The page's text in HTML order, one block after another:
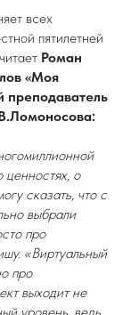
всех
пятилетней
Роман
«Моя
преподаватель
ценностях, о
сказать, что с
выбрали
про
«Виртуальный
про
выходит не